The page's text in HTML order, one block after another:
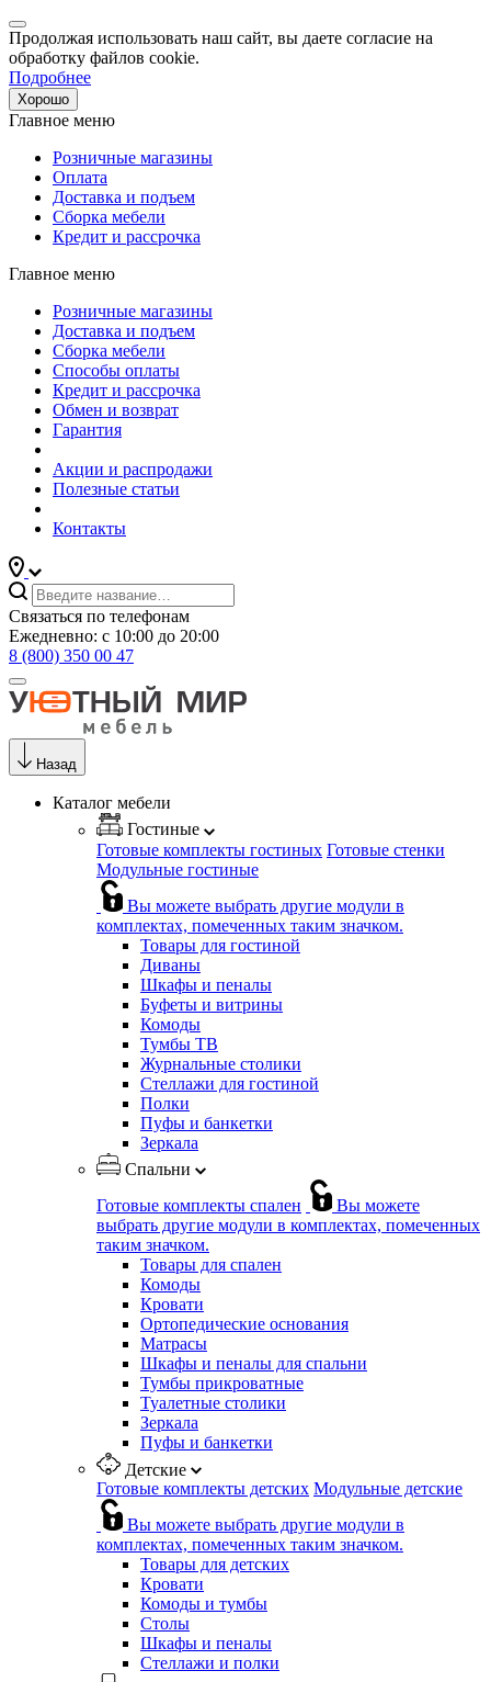
Продолжая использовать наш сайт, вы даете согласие на
обработку файлов cookie.
Подробнее
Хорошо
Главное меню
Розничные магазины
Оплата
Доставка и подъем
Сборка мебели
Кредит и рассрочка
Главное меню
Розничные магазины
Доставка и подъем
Сборка мебели
Способы оплаты
Кредит и рассрочка
Обмен и возврат
Гарантия
Акции и распродажи
Полезные статьи
Контакты
Связаться по телефонам
Ежедневно: с 10:00 до 20:00
8 (800) 350 00 47
Назад
Каталог мебели
Гостиные
Готовые комплекты гостиных Готовые стенки
Модульные гостиные
Вы можете выбрать другие модули в
комплектах, помеченных таким значком.
Товары для гостиной
Диваны
Шкафы и пеналы
Буфеты и витрины
Комоды
Тумбы ТВ
Журнальные столики
Стеллажи для гостиной
Полки
Пуфы и банкетки
Зеркала
Спальни
Готовые комплекты спален
Вы можете
выбрать другие модули в комплектах, помеченных
таким значком.
Товары для спален
Комоды
Кровати
Ортопедические основания
Матрасы
Шкафы и пеналы для спальни
Тумбы прикроватные
Туалетные столики
Зеркала
Пуфы и банкетки
Детские
Готовые комплекты детских Модульные детские
Вы можете выбрать другие модули в
комплектах, помеченных таким значком.
Товары для детских
Кровати
Комоды и тумбы
Столы
Шкафы и пеналы
Стеллажи и полки